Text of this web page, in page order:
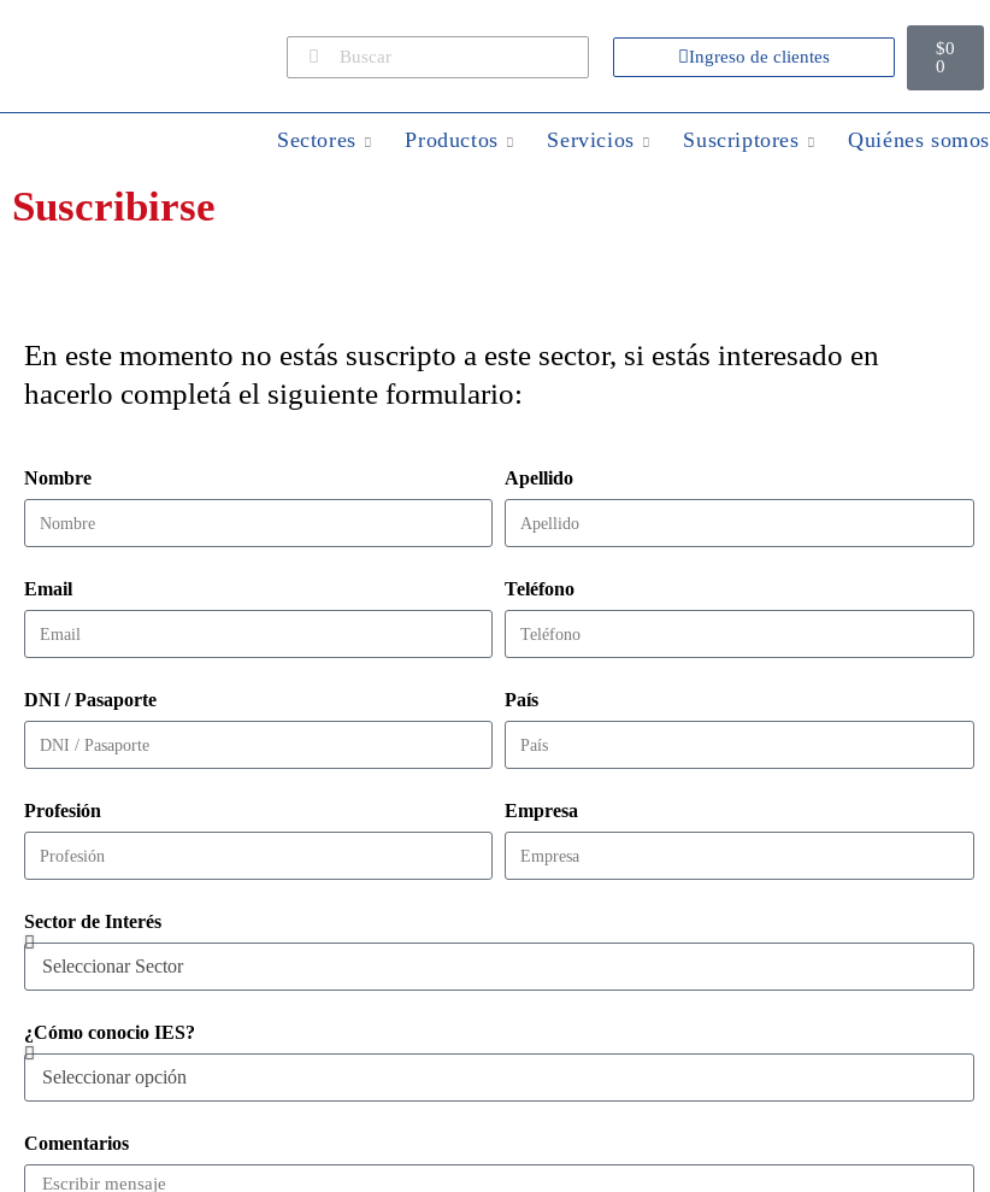
Ingreso de clientes $0
0
Sectores Productos Servicios Suscriptores Quiénes somos
Suscribirse
En este momento no estás suscripto a este sector, si estás interesado en
hacerlo completá el siguiente formulario:
Nombre Apellido
Email Teléfono
DNI / Pasaporte País
Profesión Empresa
Sector de Interés
¿Cómo conocio IES?
Comentarios